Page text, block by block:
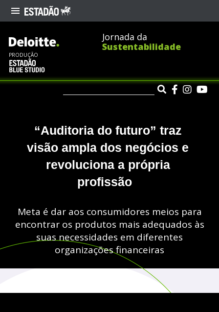
Jornada da
Sustentabilidade
PRODUÇÃO
“Auditoria do futuro” traz
visão ampla dos negócios e
revoluciona a própria
profissão
Meta é dar aos consumidores meios para
encontrar os produtos mais adequados às
suas necessidades em diferentes
organizações financeiras